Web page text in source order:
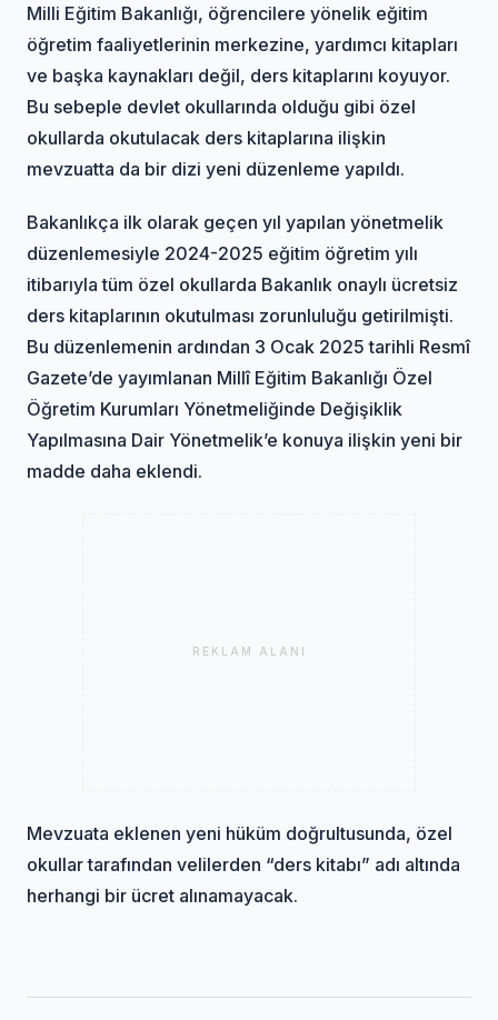
Milli Eğitim Bakanlığı, öğrencilere yönelik eğitim
öğretim faaliyetlerinin merkezine, yardımcı kitapları
ve başka kaynakları değil, ders kitaplarını koyuyor.
Bu sebeple devlet okullarında olduğu gibi özel
okullarda okutulacak ders kitaplarına ilişkin
mevzuatta da bir dizi yeni düzenleme yapıldı.
Bakanlıkça ilk olarak geçen yıl yapılan yönetmelik
düzenlemesiyle 2024-2025 eğitim öğretim yılı
itibarıyla tüm özel okullarda Bakanlık onaylı ücretsiz
ders kitaplarının okutulması zorunluluğu getirilmişti.
Bu düzenlemenin ardından 3 Ocak 2025 tarihli Resmî
Gazete’de yayımlanan Millî Eğitim Bakanlığı Özel
Öğretim Kurumları Yönetmeliğinde Değişiklik
Yapılmasına Dair Yönetmelik’e konuya ilişkin yeni bir
madde daha eklendi.
REKLAM ALANI
Mevzuata eklenen yeni hüküm doğrultusunda, özel
okullar tarafından velilerden “ders kitabı” adı altında
herhangi bir ücret alınamayacak.